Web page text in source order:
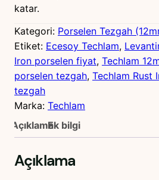
katar.
Kategori: Porselen Tezgah
Etiket: Ecesoy Techlam,
Iron porselen fiyat, Techlam
porselen tezgah, Techlam Rust
tezgah
Marka: Techlam
AçıklamaEk bilgi
Açıklama